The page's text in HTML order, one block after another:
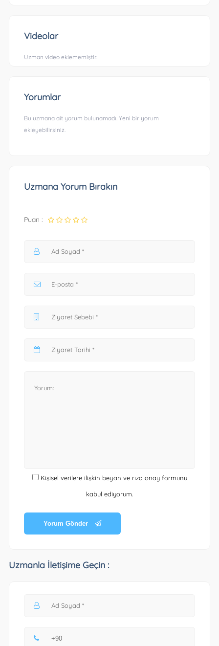
Videolar
Uzman video eklememiştir.
Yorumlar
Bu uzmana ait yorum bulunamadı. Yeni bir yorum
ekleyebilirsiniz.
Uzmana Yorum Bırakın
Puan :
Kişisel verilere ilişkin beyan ve rıza onay formunu
kabul ediyorum.
Yorum Gönder
Uzmanla İletişime Geçin :